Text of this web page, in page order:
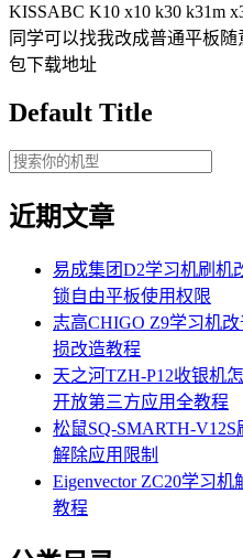
KISSABC K10 x10 k30 k31m
同学可以找我改成普通平板
包下载地址
Default Title
近期文章
易成集团D2学习机刷机
锁自由平板使用权限
志高CHIGO Z9学习机
损改造教程
天之河TZH-P12收银机
开放第三方应用全教程
松鼠SQ-SMARTH-V12S
解除应用限制
Eigenvector ZC20学习
教程